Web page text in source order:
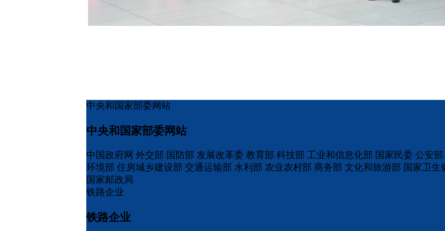
中央和国家部委网站
中央和国家部委网站
中国政府网 外交部 国防部 发展改革委 教育部 科技部 工业和信息化部 国家民委 公安部
环境部 住房城乡建设部 交通运输部 水利部 农业农村部 商务部 文化和旅游部 国家卫生
国家邮政局
铁路企业
铁路企业